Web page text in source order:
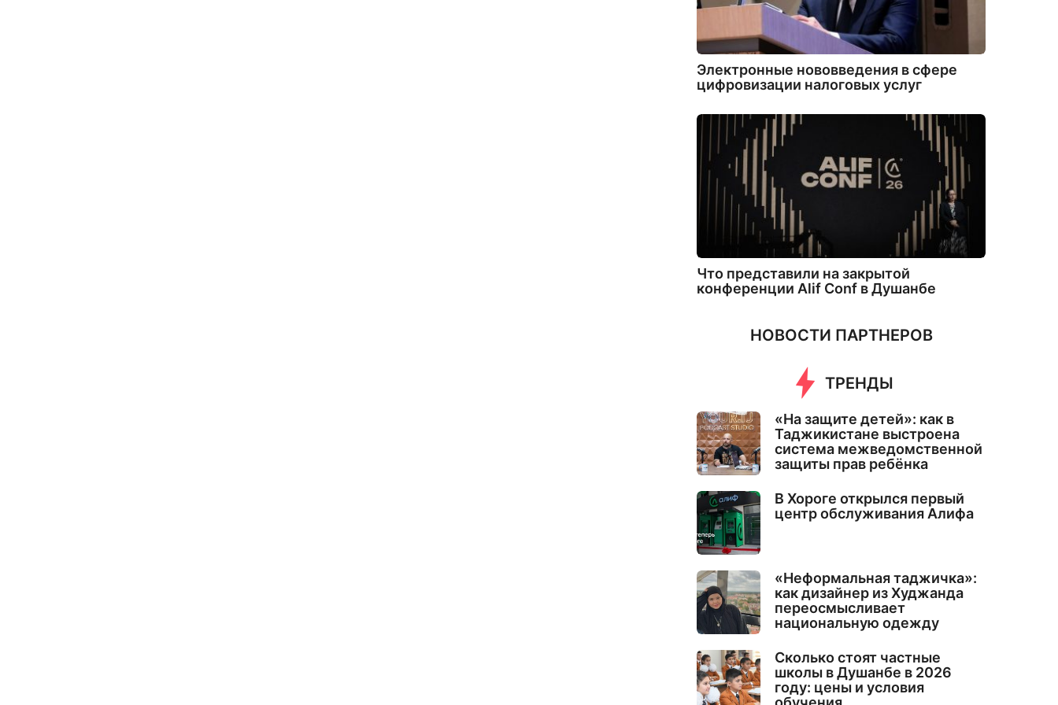
Электронные нововведения в сфере
цифровизации налоговых услуг
Что представили на закрытой
конференции Alif Conf в Душанбе
НОВОСТИ ПАРТНЕРОВ
ТРЕНДЫ
«На защите детей»: как в
Таджикистане выстроена
система межведомственной
защиты прав ребёнка
В Хороге открылся первый
центр обслуживания Алифа
«Неформальная таджичка»:
как дизайнер из Худжанда
переосмысливает
национальную одежду
Сколько стоят частные
школы в Душанбе в 2026
году: цены и условия